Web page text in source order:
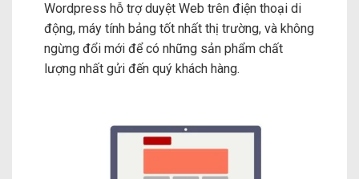
Wordpress hỗ trợ duyệt Web trên điện thoại di
động, máy tính bảng tốt nhất thị trường, và không
ngừng đổi mới để có những sản phẩm chất
lượng nhất gửi đến quý khách hàng.